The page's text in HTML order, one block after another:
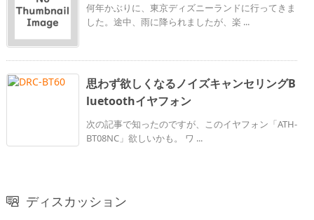
何年かぶりに、東京ディズニーランドに行ってきま
した。途中、雨に降られましたが、楽 ...
思わず欲しくなるノイズキャンセリングB
luetoothイヤフォン
次の記事で知ったのですが、このイヤフォン「ATH-
BT08NC」欲しいかも。 ワ ...
ディスカッション